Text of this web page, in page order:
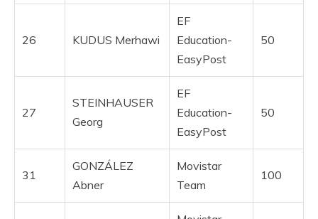
26 KUDUS Merhawi
EF
Education-
EasyPost
50
27
STEINHAUSER
Georg
EF
Education-
EasyPost
50
31
GONZÁLEZ
Abner
Movistar
Team
100